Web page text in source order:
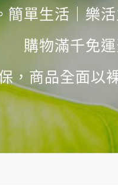
簡單生活｜樂
購物滿千免
，商品全面以